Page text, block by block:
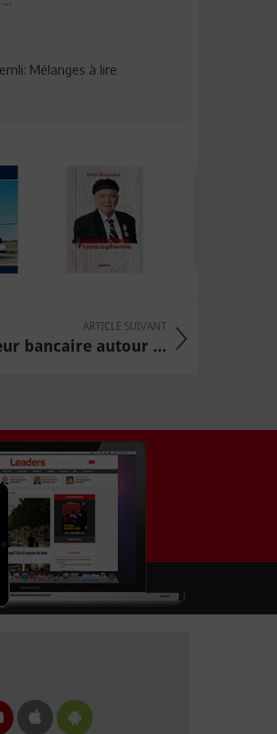
Mélanges à lire
ARTICLE SUIVANT
bancaire autour ...